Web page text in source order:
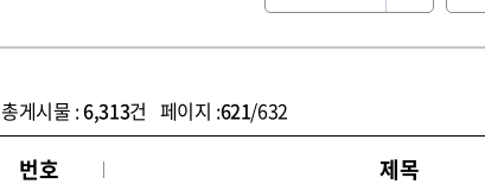
총게시물 :6,313건 페이지 :621/632
번호 제목